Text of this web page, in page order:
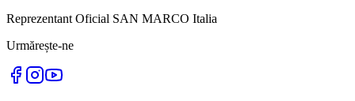
Reprezentant Oficial SAN MARCO Italia
Urmărește-ne